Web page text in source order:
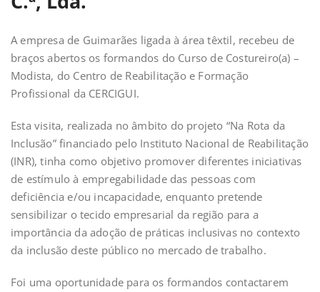
A empresa de Guimarães ligada à área têxtil, recebeu de
braços abertos os formandos do Curso de Costureiro(a) –
Modista, do Centro de Reabilitação e Formação
Profissional da CERCIGUI.
Esta visita, realizada no âmbito do projeto “Na Rota da
Inclusão” financiado pelo Instituto Nacional de Reabilitação
(INR), tinha como objetivo promover diferentes iniciativas
de estímulo à empregabilidade das pessoas com
deficiência e/ou incapacidade, enquanto pretende
sensibilizar o tecido empresarial da região para a
importância da adoção de práticas inclusivas no contexto
da inclusão deste público no mercado de trabalho.
Foi uma oportunidade para os formandos contactarem